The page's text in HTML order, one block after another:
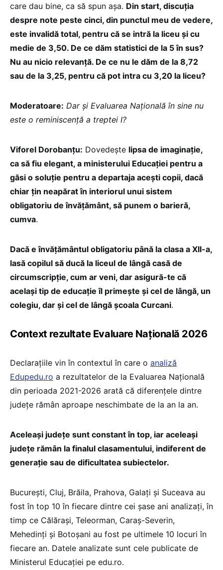
care dau bine, ca să spun așa. Din start, discuția
despre note peste cinci, din punctul meu de vedere,
este invalidă total, pentru că se intră la liceu și cu
medie de 3,50. De ce dăm statistici de la 5 în sus?
Nu au nicio relevanță. De ce nu le dăm de la 8,72
sau de la 3,25, pentru că pot intra cu 3,20 la liceu?
Moderatoare: Dar și Evaluarea Națională în sine nu
este o reminiscență a treptei I?
Viforel Dorobanțu: Dovedește lipsa de imaginație,
ca să fiu elegant, a ministerului Educației pentru a
găsi o soluție pentru a departaja acești copii, dacă
chiar țin neapărat în interiorul unui sistem
obligatoriu de învățământ, să punem o barieră,
cumva.
Dacă e învățământul obligatoriu până la clasa a XII-a,
lasă copilul să ducă la liceul de lângă casă de
circumscripție, cum ar veni, dar asigură-te că
același tip de educație îl primește și cel de lângă, un
colegiu, dar și cel de lângă școala Curcani.
Context rezultate Evaluare Națională 2026
Declarațiile vin în contextul în care o analiză
Edupedu.ro a rezultatelor de la Evaluarea Națională
din perioada 2021-2026 arată că diferențele dintre
județe rămân aproape neschimbate de la an la an.
Aceleași județe sunt constant în top, iar aceleași
județe rămân la finalul clasamentului, indiferent de
generație sau de dificultatea subiectelor.
București, Cluj, Brăila, Prahova, Galați și Suceava au
fost în top 10 în fiecare dintre cei șase ani analizați, în
timp ce Călărași, Teleorman, Caraș-Severin,
Mehedinți și Botoșani au fost pe ultimele 10 locuri în
fiecare an. Datele analizate sunt cele publicate de
Ministerul Educației pe edu.ro.